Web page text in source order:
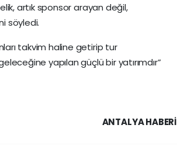
artık sponsor arayan değil,
söyledi.
takvim haline getirip tur
yapılan güçlü bir yatırımdır”
ANTALYA HABERİ